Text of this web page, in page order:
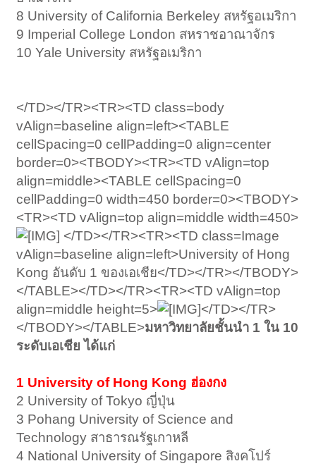
8 University of California Berkeley สหรัฐอเมริกา
9 Imperial College London สหราชอาณาจักร
10 Yale University สหรัฐอเมริกา
</TD></TR><TR><TD class=body
vAlign=baseline align=left><TABLE
cellSpacing=0 cellPadding=0 align=center
border=0><TBODY><TR><TD vAlign=top
align=middle><TABLE cellSpacing=0
cellPadding=0 width=450 border=0><TBODY>
<TR><TD vAlign=top align=middle width=450>
</TD></TR><TR><TD class=Image
vAlign=baseline align=left>University of Hong
Kong อันดับ 1 ของเอเชีย</TD></TR></TBODY>
</TABLE></TD></TR><TR><TD vAlign=top
align=middle height=5>
</TD></TR>
</TBODY></TABLE>มหาวิทยาลัยชั้นนำ 1 ใน 10
ระดับเอเชีย ได้แก่
1 University of Hong Kong ฮ่องกง
2 University of Tokyo ญี่ปุ่น
3 Pohang University of Science and
Technology สาธารณรัฐเกาหลี
4 National University of Singapore สิงคโปร์